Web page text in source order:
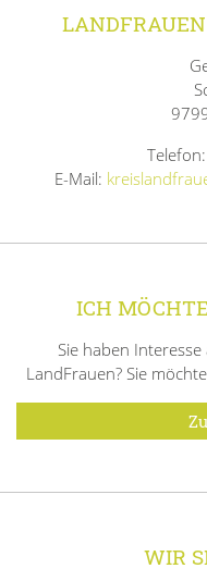
E-Mail:
ICH
Sie haben
LandFrauen? Sie
WIR